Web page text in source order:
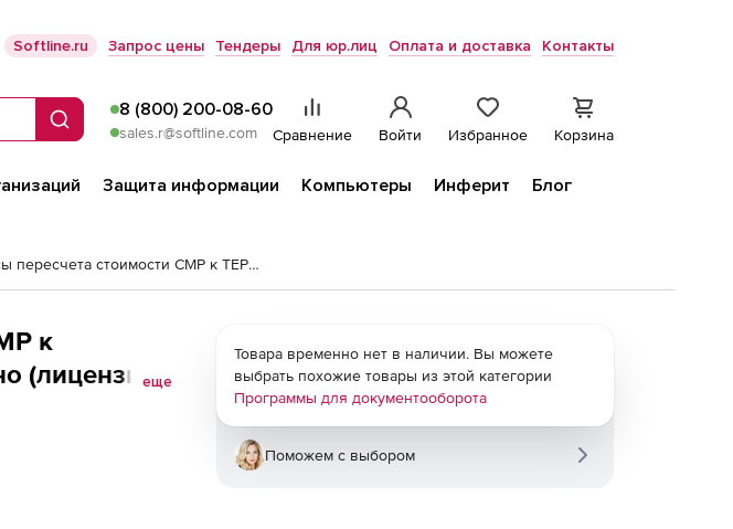
Softline.ru Запрос цены Тендеры Для юр.лиц Оплата и доставка Контакты
Поиск
8 (800) 200-08-60
sales.r@softline.com Сравнение Войти Избранное Корзина
Защита информации Компьютеры Инферит
Блог
Расчетные индексы пересчета стоимости СМР к ТЕР-2001
к
(лицензия),
еще
Товара временно нет в наличии. Вы можете
выбрать похожие товары из этой категории
Программы для документооборота
Поможем с выбором